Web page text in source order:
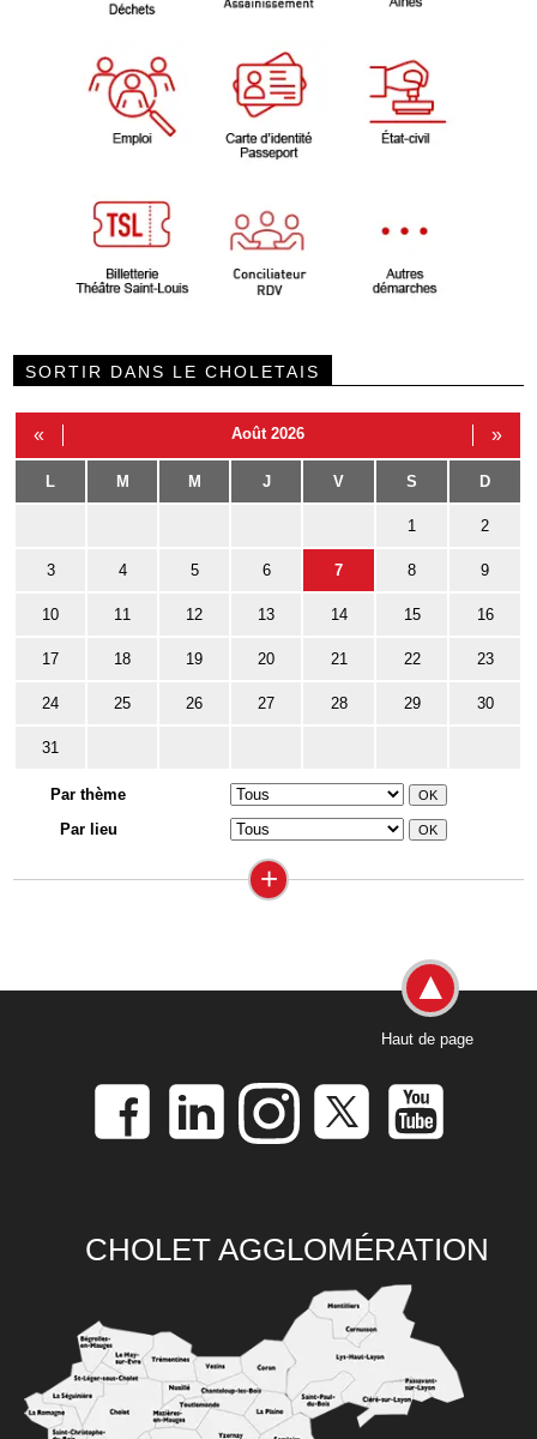
SORTIR DANS LE CHOLETAIS
« Août 2026 »
L M M J V S D
1 2
3 4 5 6 7 8 9
10 11 12 13 14 15 16
17 18 19 20 21 22 23
24 25 26 27 28 29 30
31
Par thème
Par lieu
+
Haut de page
CHOLET AGGLOMÉRATION